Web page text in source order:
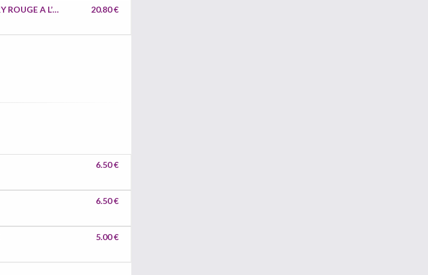
59. SCAMPIS AU CURRY ROUGE A L’ORIENTALE ET LAIT DE COCO 20.80 €
6.50 €
6.50 €
5.00 €